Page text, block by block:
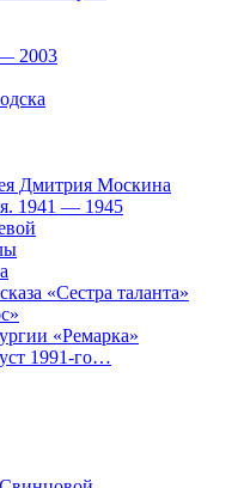
2003
Дмитрия Москина
1941 — 1945
«Сестра таланта»
«Ремарка»
1991-го…